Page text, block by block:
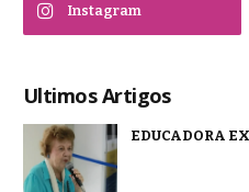
Instagram
Ultimos Artigos
EDUCADORA